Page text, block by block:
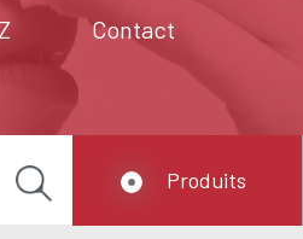
Contact
Produits